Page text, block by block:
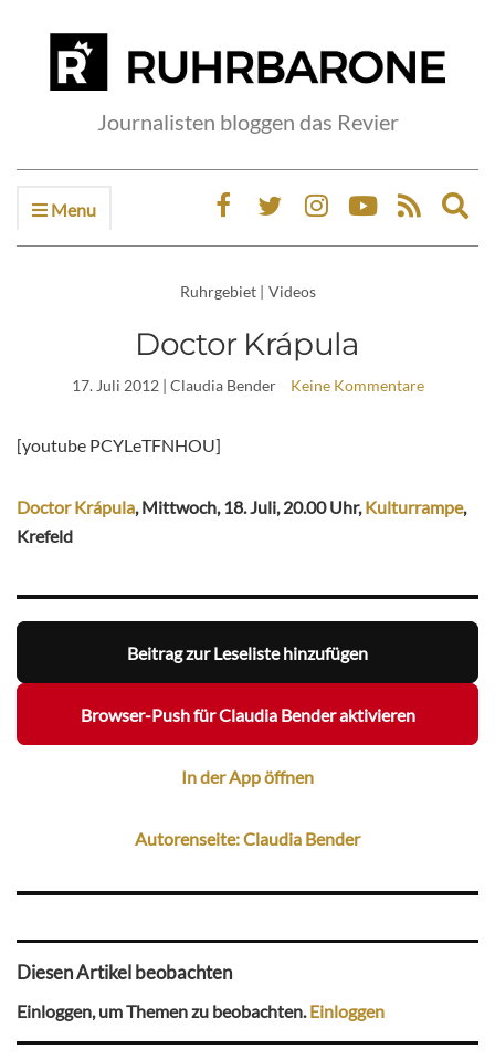
Journalisten bloggen das Revier
Menu
Ruhrgebiet | Videos
Doctor Krápula
17. Juli 2012| Claudia Bender Keine Kommentare
[youtube PCYLeTFNHOU]
Doctor Krápula, Mittwoch, 18. Juli, 20.00 Uhr,Kulturrampe,
Krefeld
Beitrag zur Leseliste hinzufügen
Browser-Push für Claudia Bender aktivieren
In der App öffnen
Autorenseite: Claudia Bender
Diesen Artikel beobachten
Einloggen, um Themen zu beobachten.Einloggen